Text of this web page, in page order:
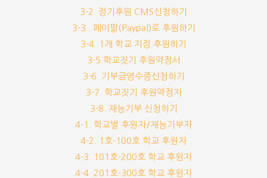
3-2. 정기후원 CMS신청하기
3-3.. 페이팔(Paypal)로 후원하기
3-4. 1개 학교 지정 후원하기
3-5.학교짓기 후원약정서
3-6. 기부금영수증신청하기
3-7. 학교짓기 후원약정자
3-8. 재능기부 신청하기
4-1. 학교별 후원자/재능기부자
4-2. 1호-100호 학교 후원자
4-3. 101호-200호 학교 후원자
4-4. 201호-300호 학교 후원자